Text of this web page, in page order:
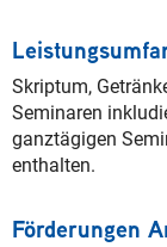
Skriptum,
Seminaren
ganztägigen
enthalten.
Förderungen